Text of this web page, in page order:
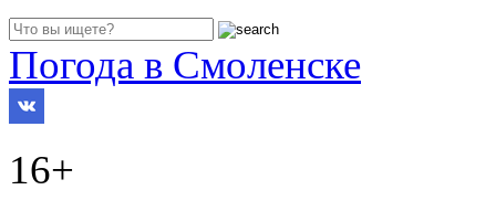
Погода в Смоленске
16+